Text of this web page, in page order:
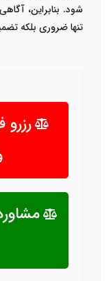
شود. بنابراین،
تنها ضروری بلکه